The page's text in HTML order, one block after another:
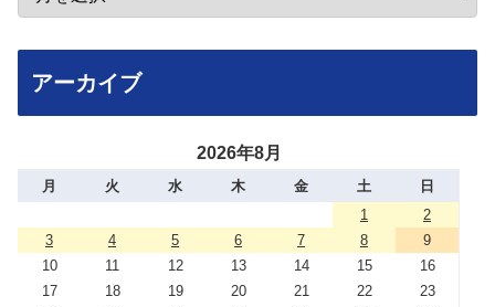
アーカイブ
2026年8月
月 火 水 木 金 土
日
1
2
3
4 5 6 7 8
9
10
11 12 13 14 15
16
17
18 19 20 21 22
23